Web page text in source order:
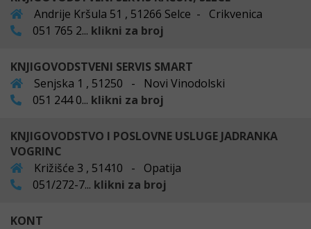
Andrije Kršula 51 , 51266 Selce - Crikvenica
051 765 2... klikni za broj
KNJIGOVODSTVENI SERVIS SMART
Senjska 1 , 51250 - Novi Vinodolski
051 244 0... klikni za broj
KNJIGOVODSTVO I POSLOVNE USLUGE JADRANKA
VOGRINC
Križišće 3 , 51410 - Opatija
051/272-7... klikni za broj
KONT